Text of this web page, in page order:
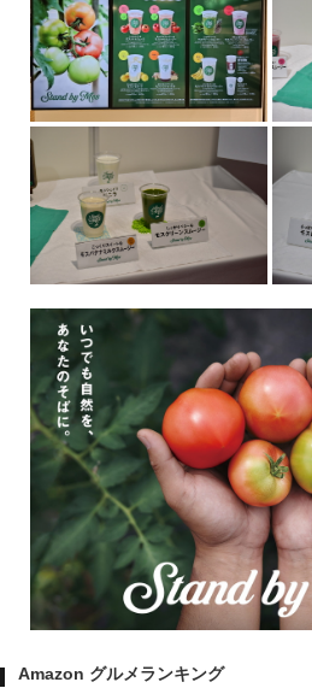
Amazon グルメランキング